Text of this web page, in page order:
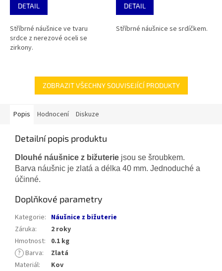
DETAIL
Stříbrné náušnice ve tvaru
srdce z nerezové oceli se
zirkony.
DETAIL
Stříbrné náušnice se srdíčkem.
ZOBRAZIT VŠECHNY SOUVISEJÍCÍ PRODUKTY
Popis Hodnocení Diskuze
Detailní popis produktu
Dlouhé náušnice z bižuterie jsou se šroubkem.
Barva náušnic je zlatá a délka 40 mm. Jednoduché a
účinné.
Doplňkové parametry
Kategorie: Náušnice z bižuterie
Záruka:
2 roky
Hmotnost:
0.1 kg
? Barva:
Zlatá
Materiál:
Kov